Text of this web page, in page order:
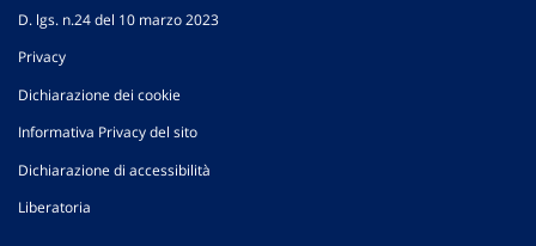
D. lgs. n.24 del 10 marzo 2023
Privacy
Dichiarazione dei cookie
Informativa Privacy del sito
Dichiarazione di accessibilità
Liberatoria